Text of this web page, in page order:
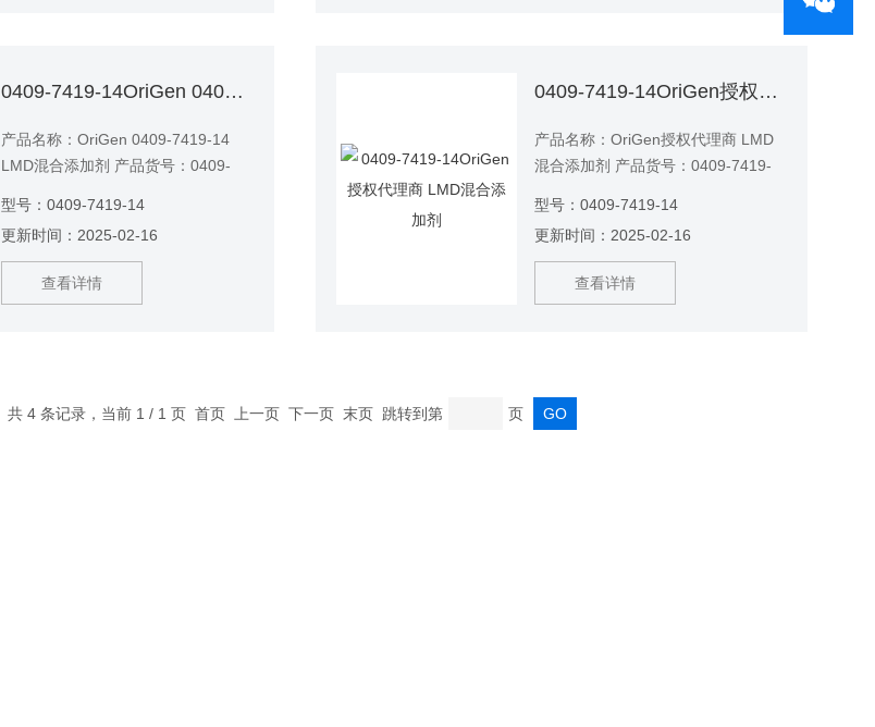
0409-7419-14OriGen 0409-7419-14 LMD混合添加剂
产品名称：OriGen 0409-7419-14
LMD混合添加剂 产品货号：0409-
型号：0409-7419-14
更新时间：2025-02-16
查看详情
0409-7419-14OriGen授权代理商 LMD混合添加剂
产品名称：OriGen授权代理商 LMD
混合添加剂 产品货号：0409-7419-
型号：0409-7419-14
更新时间：2025-02-16
查看详情
共 4 条记录，当前 1 / 1 页 首页 上一页 下一页 末页 跳转到第 页